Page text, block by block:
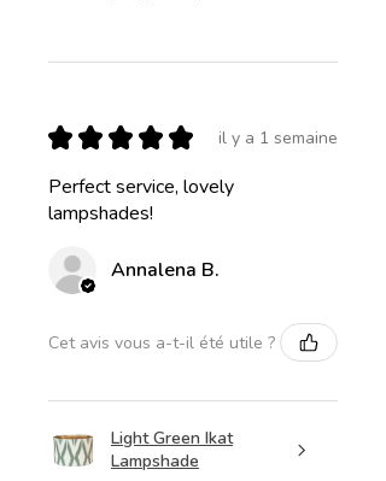
★ ★ ★ ★ ★ il y a 1 semaine
Perfect service, lovely
lampshades!
Annalena B.
Cet avis vous a-t-il été utile ?
Light Green Ikat
Lampshade